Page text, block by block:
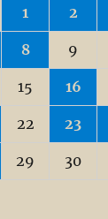
1 2
8 9
15 16
22 23
29 30